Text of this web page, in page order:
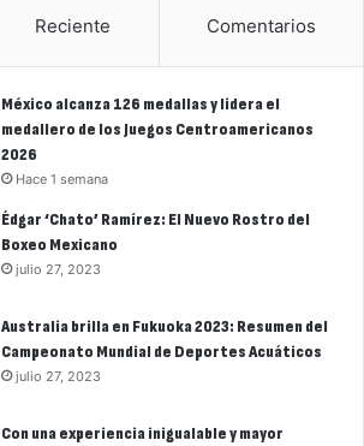
Reciente Comentarios
México alcanza 126 medallas y lidera el
medallero de los Juegos Centroamericanos
2026
Hace 1 semana
Édgar ‘Chato’ Ramírez: El Nuevo Rostro del
Boxeo Mexicano
julio 27, 2023
Australia brilla en Fukuoka 2023: Resumen del
Campeonato Mundial de Deportes Acuáticos
julio 27, 2023
Con una experiencia inigualable y mayor